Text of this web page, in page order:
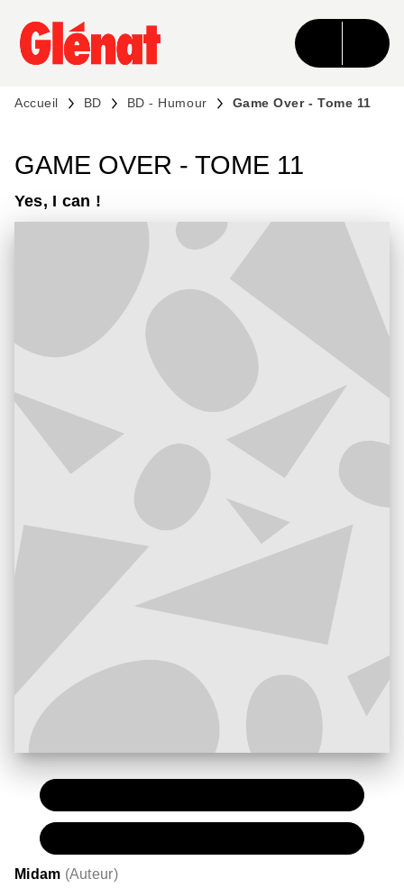
MENU RECHERCHE CONTENU
PIED DE PAGE
Accueil BD BD - Humour Game Over - Tome 11
GAME OVER - TOME 11
Yes, I can !
Midam (Auteur)